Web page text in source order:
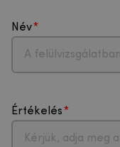
Név
Értékelés